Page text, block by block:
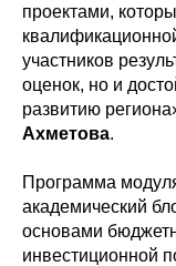
проектами,
участников
оценок, но и
развитию
Ахметова.
Программа
академический
основами
инвестиционной